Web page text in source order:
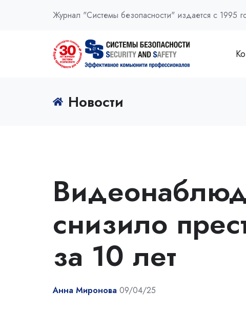
Журнал "Системы безопасности" издается с 1995
Новости
снизило
за 10 лет
Анна Миронова 09/04/25